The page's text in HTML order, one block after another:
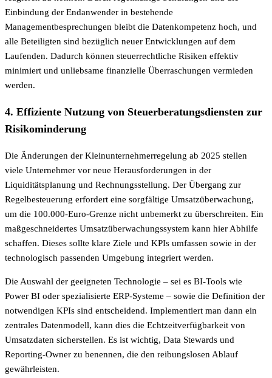
Einbindung der Endanwender in bestehende
Managementbesprechungen bleibt die Datenkompetenz hoch, und
alle Beteiligten sind bezüglich neuer Entwicklungen auf dem
Laufenden. Dadurch können steuerrechtliche Risiken effektiv
minimiert und unliebsame finanzielle Überraschungen vermieden
werden.
4. Effiziente Nutzung von Steuerberatungsdiensten zur
Risikominderung
Die Änderungen der Kleinunternehmerregelung ab 2025 stellen
viele Unternehmer vor neue Herausforderungen in der
Liquiditätsplanung und Rechnungsstellung. Der Übergang zur
Regelbesteuerung erfordert eine sorgfältige Umsatzüberwachung,
um die 100.000-Euro-Grenze nicht unbemerkt zu überschreiten. Ein
maßgeschneidertes Umsatzüberwachungssystem kann hier Abhilfe
schaffen. Dieses sollte klare Ziele und KPIs umfassen sowie in der
technologisch passenden Umgebung integriert werden.
Die Auswahl der geeigneten Technologie – sei es BI-Tools wie
Power BI oder spezialisierte ERP-Systeme – sowie die Definition der
notwendigen KPIs sind entscheidend. Implementiert man dann ein
zentrales Datenmodell, kann dies die Echtzeitverfügbarkeit von
Umsatzdaten sicherstellen. Es ist wichtig, Data Stewards und
Reporting-Owner zu benennen, die den reibungslosen Ablauf
gewährleisten.